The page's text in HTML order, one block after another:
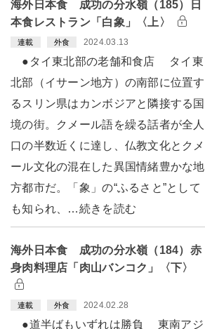
海外日本食 成功の分水嶺（185）日
本食レストラン「白象」〈上〉
連載 外食 2024.03.13
●タイ東北部の老舗和食店 タイ東
北部（イサーン地方）の南部に位置す
るスリン県はカンボジアと隣接する国
境の街。クメール語を繰る話者が全人
口の半数近くに達し、仏教文化とクメ
ール文化の混在した異国情緒豊かな地
方都市だ。「象」の“ふるさと”として
も知られ、…続きを読む
海外日本食 成功の分水嶺（184）赤
身肉料理店「肉山バンコク」〈下〉
連載 外食 2024.02.28
●道半ばもいずれは勝負 東南アジ